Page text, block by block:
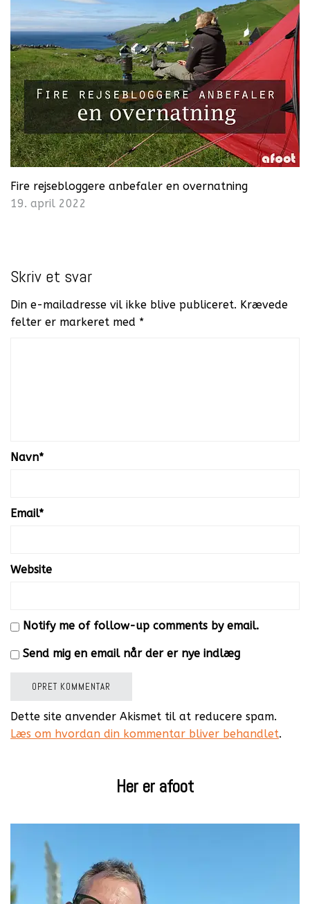
Fire rejsebloggere anbefaler en overnatning
19. april 2022
Skriv et svar
Din e-mailadresse vil ikke blive publiceret. Krævede
felter er markeret med *
Navn*
Email*
Website
Notify me of follow-up comments by email.
Send mig en email når der er nye indlæg
Dette site anvender Akismet til at reducere spam.
Læs om hvordan din kommentar bliver behandlet.
Her er afoot